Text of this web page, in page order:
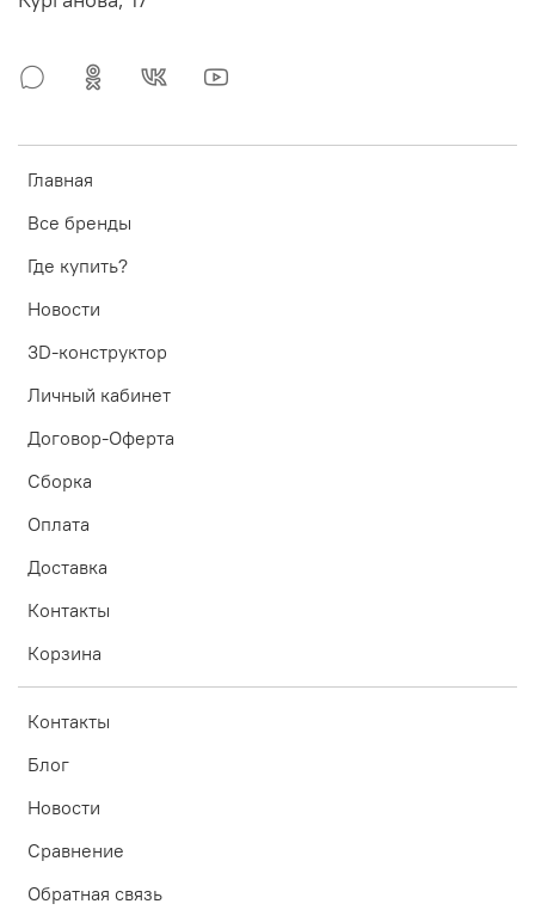
Главная
Все бренды
Где купить?
Новости
3D-конструктор
Личный кабинет
Договор-Оферта
Сборка
Оплата
Доставка
Контакты
Корзина
Контакты
Блог
Новости
Сравнение
Обратная связь